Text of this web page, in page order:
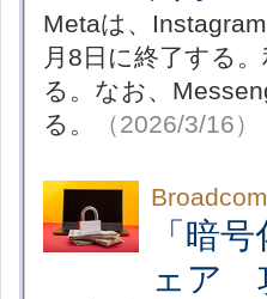
Metaは、
月8日に終了する
る。なお、
る。
（2026/3/16）
「暗
ェア